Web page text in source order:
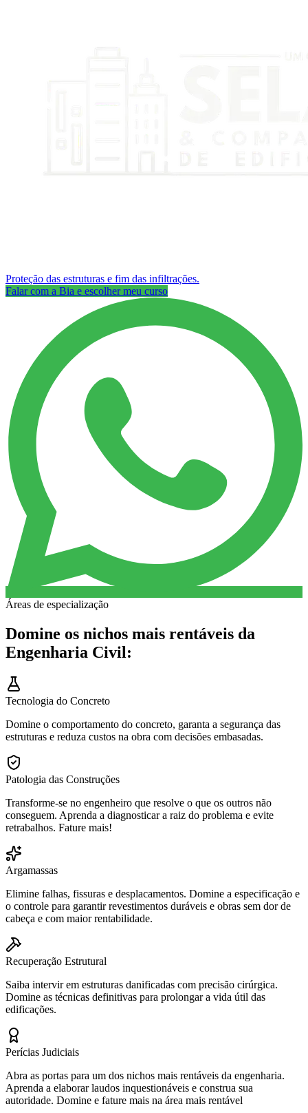
Proteção das estruturas e fim das infiltrações.
Falar com a Bia e escolher meu curso
Áreas de especialização
Domine os nichos mais rentáveis da
Engenharia Civil:
Tecnologia do Concreto
Domine o comportamento do concreto, garanta a segurança das
estruturas e reduza custos na obra com decisões embasadas.
Patologia das Construções
Transforme-se no engenheiro que resolve o que os outros não
conseguem. Aprenda a diagnosticar a raiz do problema e evite
retrabalhos. Fature mais!
Argamassas
Elimine falhas, fissuras e desplacamentos. Domine a especificação e
o controle para garantir revestimentos duráveis e obras sem dor de
cabeça e com maior rentabilidade.
Recuperação Estrutural
Saiba intervir em estruturas danificadas com precisão cirúrgica.
Domine as técnicas definitivas para prolongar a vida útil das
edificações.
Perícias Judiciais
Abra as portas para um dos nichos mais rentáveis da engenharia.
Aprenda a elaborar laudos inquestionáveis e construa sua
autoridade. Domine e fature mais na área mais rentável